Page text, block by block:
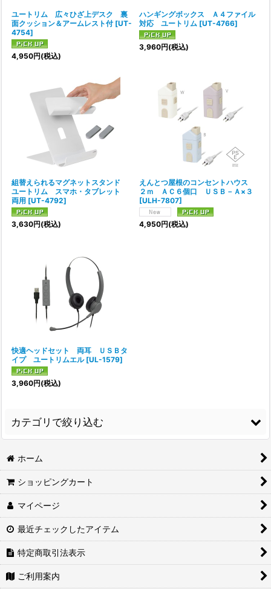
ユートリム 広々ひざ上デスク 裏
面クッション＆アームレスト付 [UT-
4754]
4,950円(税込)
ハンギングボックス Ａ４ファイル
対応 ユートリム [UT-4766]
3,960円(税込)
組替えられるマグネットスタンド
ユートリム スマホ・タブレット
両用 [UT-4792]
3,630円(税込)
えんとつ屋根のコンセントハウス
２ｍ ＡＣ６個口 ＵＳＢ－Ａ×３
[ULH-7807]
4,950円(税込)
快適ヘッドセット 両耳 ＵＳＢタ
イプ ユートリムエル [UL-1579]
3,960円(税込)
カテゴリで絞り込む
utlim-ユートリム-(46) (すべてのアイテムを見る)
バッグインバッグ(12)
キャビネットバッグ(4)
ペンケース(3)
そのほか(8)
ホーム
ショッピングカート
マイページ
最近チェックしたアイテム
特定商取引法表示
ご利用案内